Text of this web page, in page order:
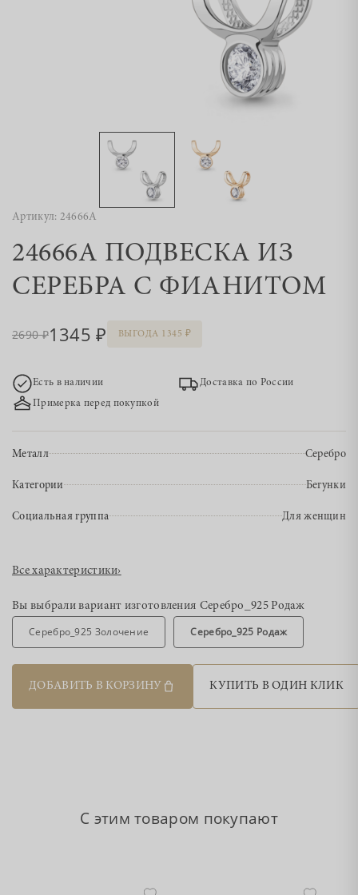
Артикул: 24666А
24666А ПОДВЕСКА ИЗ
СЕРЕБРА С ФИАНИТОМ
2690 1345 ВЫГОДА 1345
Есть в наличии
Доставка по России
Примерка перед покупкой
Металл Серебро
Категории Бегунки
Социальная группа Для женщин
Все характеристики›
Вы выбрали вариант изготовления Серебро_925 Родаж
Серебро_925 Золочение Серебро_925 Родаж
ДОБАВИТЬ В КОРЗИНУ КУПИТЬ В ОДИН КЛИК
С этим товаром покупают